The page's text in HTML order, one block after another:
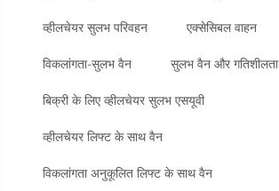
व्हीलचेयर सुलभ परिवहन एक्सेसिबल वाहन
विकलांगता-सुलभ वैन सुलभ वैन और गतिशीलता
बिक्री के लिए व्हीलचेयर सुलभ एसयूवी
व्हीलचेयर लिफ्ट के साथ वैन
विकलांगता अनुकूलित लिफ्ट के साथ वैन